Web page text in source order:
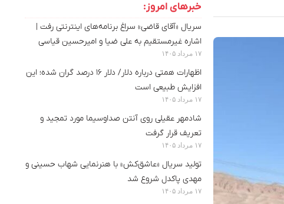
خبرهای امروز:
سریال «آقای قاضی» سراغ برنامه‌های اینترنتی رفت |
اشاره غیرمستقیم به علی ضیا و امیرحسین قیاسی
۱۷ مرداد ۱۴۰۵
اظهارات همتی درباره دلار/ دلار ۱۶ درصد گران شده؛ این
افزایش طبیعی است
۱۷ مرداد ۱۴۰۵
شادمهر عقیلی روی آنتن صداوسیما مورد تمجید و
تعریف قرار گرفت
۱۷ مرداد ۱۴۰۵
تولید سریال «عاشق‌کش» با هنرنمایی شهاب حسینی و
مهدی پاکدل شروع شد
۱۷ مرداد ۱۴۰۵